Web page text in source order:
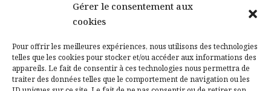
Gérer le consentement aux
cookies
Pour offrir les meilleures expériences, nous utilisons des technologies
telles que les cookies pour stocker et/ou accéder aux informations des
appareils. Le fait de consentir à ces technologies nous permettra de
traiter des données telles que le comportement de navigation ou les
Contactez-nous
Mentions légales
Politique de confidentialité